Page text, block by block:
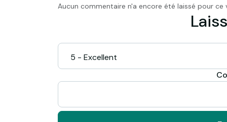
Aucun commentaire n'a encore été laissé pour ce